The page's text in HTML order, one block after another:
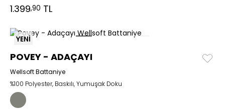
1.399,90 TL
YENİ
POVEY - ADAÇAYI
Wellsoft Battaniye
%100 Polyester, Baskılı, Yumuşak Doku